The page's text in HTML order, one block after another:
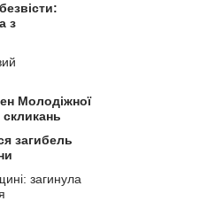
з
Молодіжної
загибель
загинула